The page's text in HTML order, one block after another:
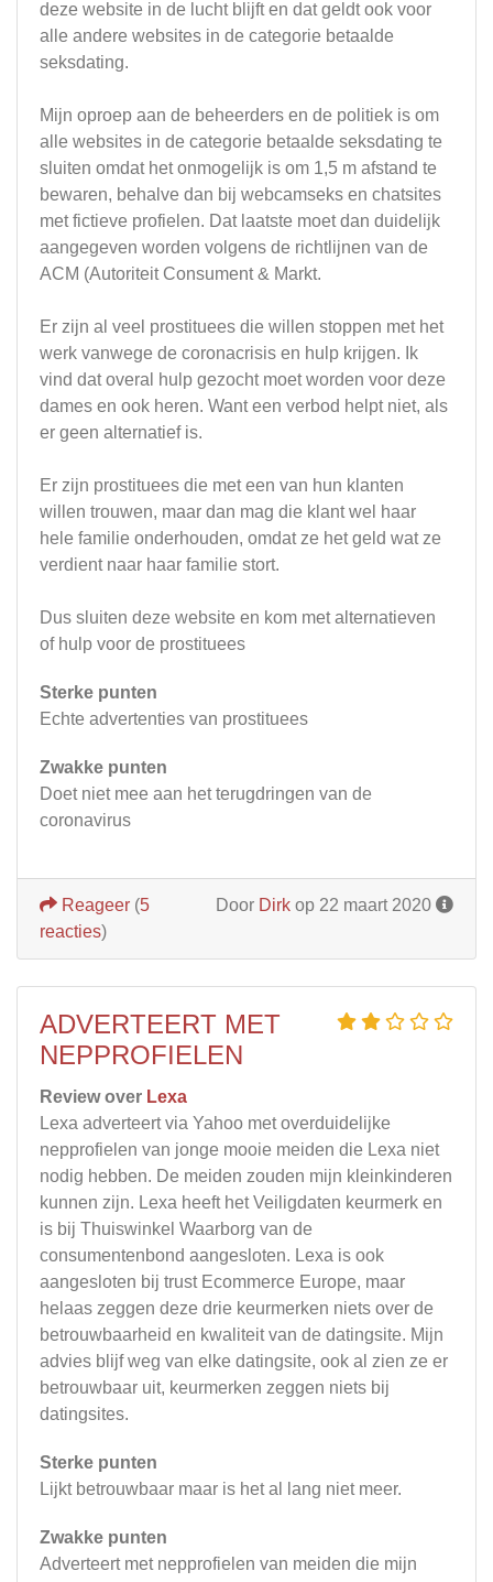
deze website in de lucht blijft en dat geldt ook voor
alle andere websites in de categorie betaalde
seksdating.
Mijn oproep aan de beheerders en de politiek is om
alle websites in de categorie betaalde seksdating te
sluiten omdat het onmogelijk is om 1,5 m afstand te
bewaren, behalve dan bij webcamseks en chatsites
met fictieve profielen. Dat laatste moet dan duidelijk
aangegeven worden volgens de richtlijnen van de
ACM (Autoriteit Consument & Markt.
Er zijn al veel prostituees die willen stoppen met het
werk vanwege de coronacrisis en hulp krijgen. Ik
vind dat overal hulp gezocht moet worden voor deze
dames en ook heren. Want een verbod helpt niet, als
er geen alternatief is.
Er zijn prostituees die met een van hun klanten
willen trouwen, maar dan mag die klant wel haar
hele familie onderhouden, omdat ze het geld wat ze
verdient naar haar familie stort.
Dus sluiten deze website en kom met alternatieven
of hulp voor de prostituees
Sterke punten
Echte advertenties van prostituees
Zwakke punten
Doet niet mee aan het terugdringen van de
coronavirus
Door Dirk op 22 maart 2020
Reageer (5
reacties)
ADVERTEERT MET
NEPPROFIELEN
Review over Lexa
Lexa adverteert via Yahoo met overduidelijke
nepprofielen van jonge mooie meiden die Lexa niet
nodig hebben. De meiden zouden mijn kleinkinderen
kunnen zijn. Lexa heeft het Veiligdaten keurmerk en
is bij Thuiswinkel Waarborg van de
consumentenbond aangesloten. Lexa is ook
aangesloten bij trust Ecommerce Europe, maar
helaas zeggen deze drie keurmerken niets over de
betrouwbaarheid en kwaliteit van de datingsite. Mijn
advies blijf weg van elke datingsite, ook al zien ze er
betrouwbaar uit, keurmerken zeggen niets bij
datingsites.
Sterke punten
Lijkt betrouwbaar maar is het al lang niet meer.
Zwakke punten
Adverteert met nepprofielen van meiden die mijn